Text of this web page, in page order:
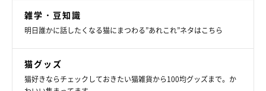
雑学・豆知識
明日誰かに話したくなる猫にまつわる”あれこれ”ネタはこちら
猫グッズ
猫好きならチェックしておきたい猫雑貨から100均グッズまで。か